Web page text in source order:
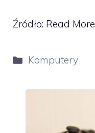
Źródło: Read More
Kategorie
Komputery